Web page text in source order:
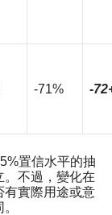
-71% -
置信水平的抽
。不過，變化在
有實際用途或意